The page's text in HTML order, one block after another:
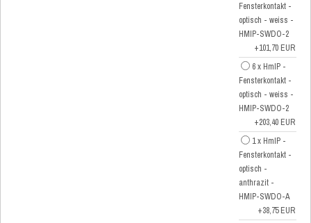
Fensterkontakt -
optisch - weiss -
HMIP-SWDO-2
+101,70 EUR
6 x HmIP -
Fensterkontakt -
optisch - weiss -
HMIP-SWDO-2
+203,40 EUR
1 x HmIP -
Fensterkontakt -
optisch -
anthrazit -
HMIP-SWDO-A
+38,75 EUR